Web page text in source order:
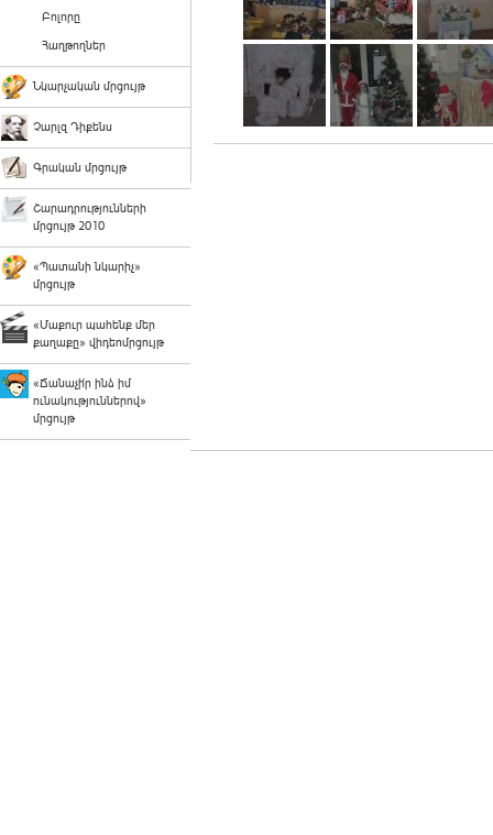
Բոլորը
Հաղթողներ
Նկարչական մրցույթ
Չարլզ Դիքենս
Գրական մրցույթ
Շարադրությունների
մրցույթ 2010
«Պատանի նկարիչ»
մրցույթ
«Մաքուր պահենք մեր
քաղաքը» վիդեոմրցույթ
«Ճանաչի՛ր ինձ իմ
ունակություններով»
մրցույթ